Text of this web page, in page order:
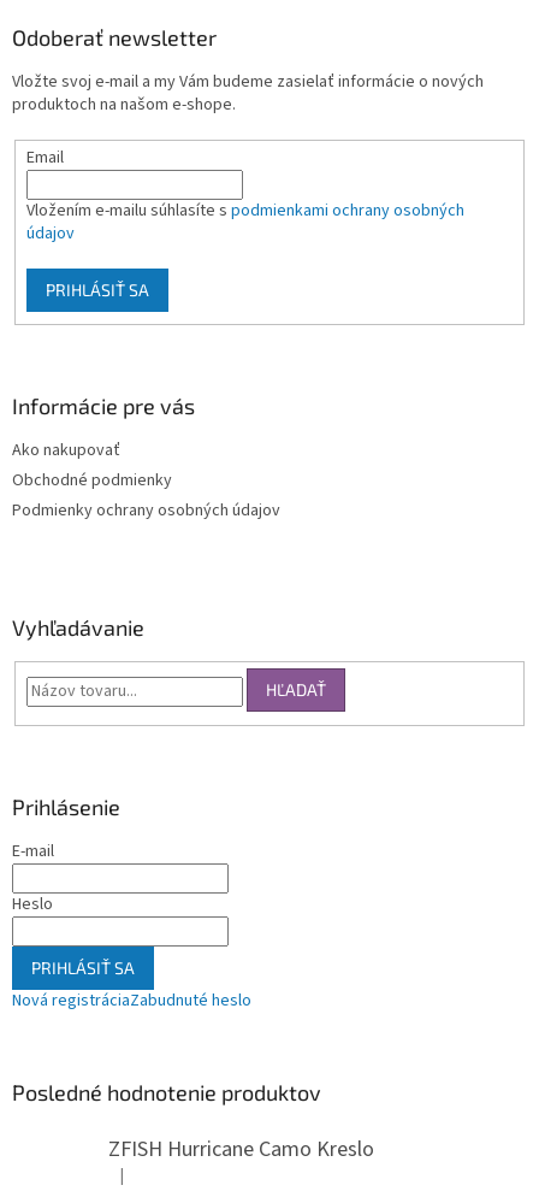
Odoberať newsletter
Vložte svoj e-mail a my Vám budeme zasielať informácie o nových
produktoch na našom e-shope.
Email
Vložením e-mailu súhlasíte s podmienkami ochrany osobných
údajov
PRIHLÁSIŤ SA
Informácie pre vás
Ako nakupovať
Obchodné podmienky
Podmienky ochrany osobných údajov
Vyhľadávanie
HĽADAŤ
Prihlásenie
E-mail
Heslo
PRIHLÁSIŤ SA
Nová registráciaZabudnuté heslo
Posledné hodnotenie produktov
ZFISH Hurricane Camo Kreslo
Hodnotenie produktu je 5 z 5 hviezdičiek.
|